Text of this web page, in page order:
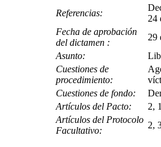
Referencias:
24
Fecha de aprobación
del dictamen :
29
Asunto:
Cuestiones de
procedimiento:
Cuestiones de fondo:
Artículos del Pacto:
2,
Artículos del Protocolo
Facultativo:
2,